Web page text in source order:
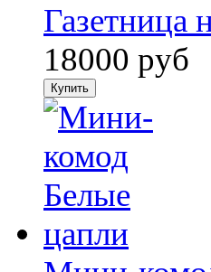
Газетница
18000 руб